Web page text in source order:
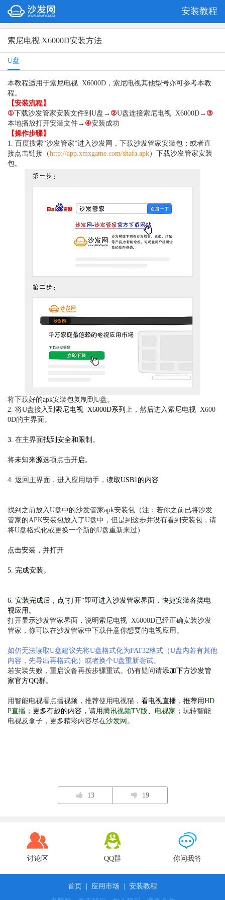
安装教程
索尼电视 X6000D安装方法
U盘
本教程适用于索尼电视 X6000D，索尼电视其他型号亦可参考本教
程。
【安装流程】
①下载沙发管家安装文件到U盘→ ②U盘连接索尼电视 X6000D→ ③
本地播放打开安装文件→ ④安装成功
【操作步骤】
1. 百度搜索“沙发管家”进入沙发网，下载沙发管家安装包；或者直
接点击链接（http://app.xmxgame.com/shafa.apk）下载沙发管家安装
包。
将下载好的apk安装包复制到U盘。
2. 将U盘接入到 索尼电视 X6000D系列 上，然后进入索尼电视 X600
0D的主界面。
3. 在主界面找到安全和限制 。
将未知来源选项点击开启。
4. 返回主界面，进入 应用助手 ， 读取USB1的内容
找到之前放入U盘中的沙发管家apk安装包（注：若你之前已将沙发
管家的APK安装包放入了U盘中，但是到这步并没有看到安装包，请
将U盘格式化或更换一个新的U盘重新来过 ）
点击安装，并打开
5. 完成安装。
6. 安装完成后，点”打开“即可进入沙发管家界面，快捷安装各类电
视应用。
打开显示沙发管家界面，说明索尼电视 X6000D已经正确安装沙发
管家，你可以在沙发管家中下载任意你想要的电视应用。
如仍无法读取U盘建议先将U盘格式化为FAT32格式（U盘内若有其他
内容，先导出再格式化）或者换个U盘重新尝试。
若安装失败，重启设备再按步骤重试。仍有疑问请添加下方沙发管
家官方QQ群。
用智能电视看点播视频，推荐使用电视猫， 看电视直播，推荐用HD
P直播 ；更多有趣的内容，请用 腾讯视频TV版 、 电视家 ； 玩转智能
电视及盒子，更多精彩内容尽在沙发网 。
13 19
讨论区 QQ群 你问我答
首页 | 应用市场 | 安装教程